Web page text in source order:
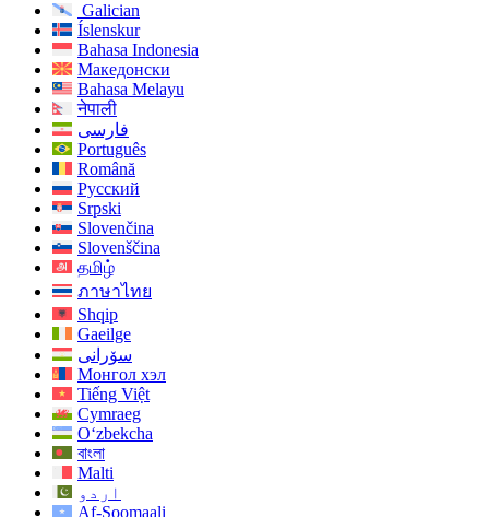
Galician
Íslenskur
Bahasa Indonesia
Македонски
Bahasa Melayu
नेपाली
فارسی
Português
Română
Русский
Srpski
Slovenčina
Slovenščina
தமிழ்
ภาษาไทย
Shqip
Gaeilge
سۆرانی
Монгол хэл
Tiếng Việt
Cymraeg
O‘zbekcha
বাংলা
Malti
اردو
Af-Soomaali